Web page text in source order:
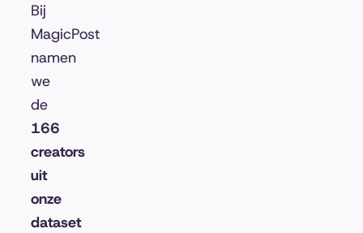
Bij
MagicPost
namen
we
de
166
creators
uit
onze
dataset